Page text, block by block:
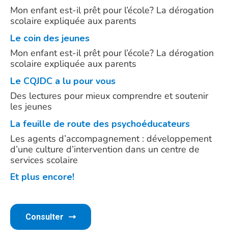
Mon enfant est-il prêt pour l’école? La dérogation
scolaire expliquée aux parents
Le coin des jeunes
Mon enfant est-il prêt pour l’école? La dérogation
scolaire expliquée aux parents
Le CQJDC a lu pour vous
Des lectures pour mieux comprendre et soutenir
les jeunes
La feuille de route des psychoéducateurs
Les agents d’accompagnement : développement
d’une culture d’intervention dans un centre de
services scolaire
Et plus encore!
Consulter